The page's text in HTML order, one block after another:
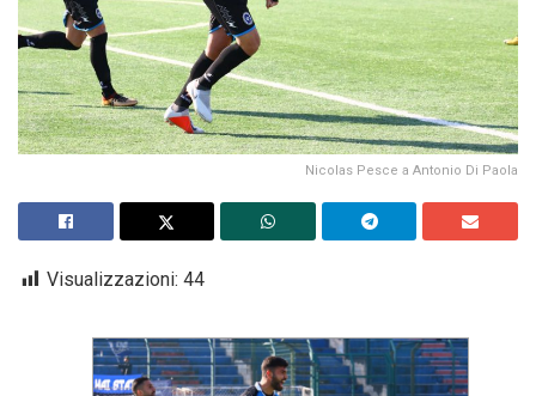
Nicolas Pesce a Antonio Di Paola
Visualizzazioni: 44